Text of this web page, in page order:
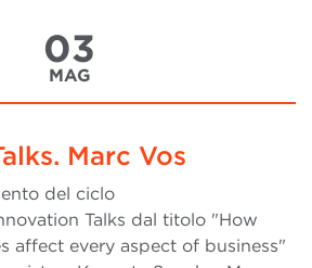
03
MAG
Marc Vos
del ciclo
Talks dal titolo "How
affect every aspect of business"